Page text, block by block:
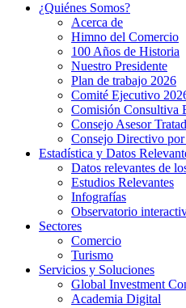
¿Quiénes Somos?
Acerca de
Himno del Comercio
100 Años de Historia
Nuestro Presidente
Plan de trabajo 2026
Comité Ejecutivo
Comisión Consultiva
Consejo Asesor
Consejo Directivo
Estadística y Datos
Datos relevantes de
Estudios Relevantes
Infografías
Observatorio
Sectores
Comercio
Turismo
Servicios y Soluciones
Global Investment
Academia Digital